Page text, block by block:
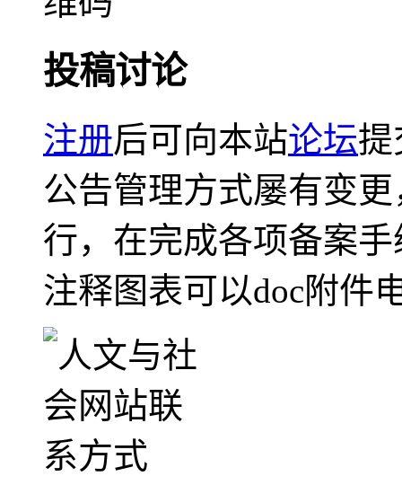
投稿讨论
注册后可向本站论坛提
公告管理方式屡有变
行，在完成各项备案
注释图表可以doc附件